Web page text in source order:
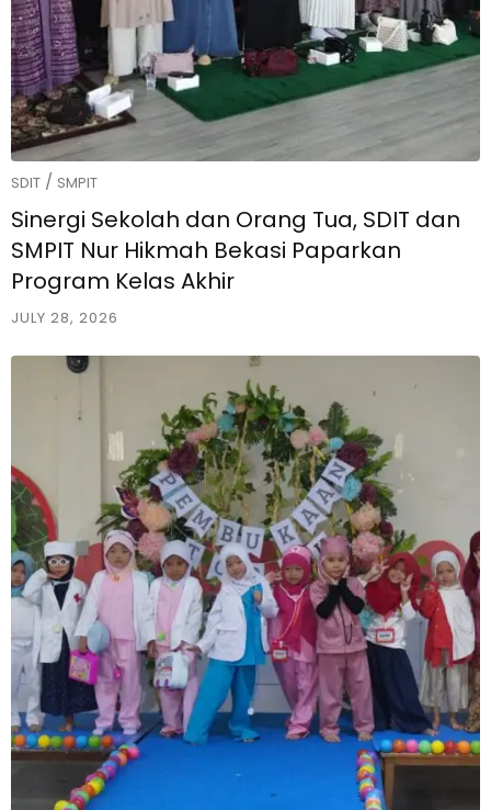
SDIT / SMPIT
Sinergi Sekolah dan Orang Tua, SDIT dan
SMPIT Nur Hikmah Bekasi Paparkan
Program Kelas Akhir
JULY 28, 2026